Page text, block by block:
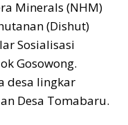
Minerals (NHM)
(Dishut)
Sosialisasi
Gosowong.
desa lingkar
Desa Tomabaru.